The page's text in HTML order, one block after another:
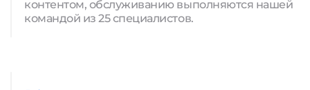
контентом, обслуживанию выполняются нашей
командой из 25 специалистов.